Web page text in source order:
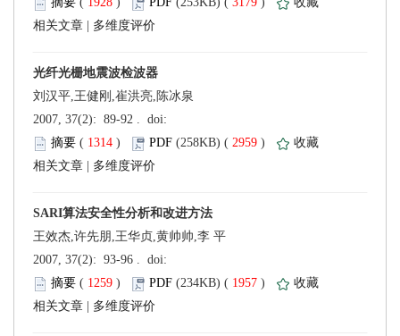
刘汉平,王健刚,崔洪亮,陈冰泉
( ) 2959 )
王效杰,许先朋,王华贞,黄帅帅,李 平
( ) 1957 )